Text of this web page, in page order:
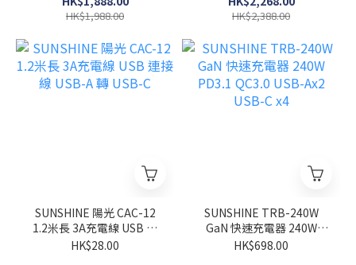
HK$1,988.00 HK$2,388.00
SUNSHINE 陽光 CAC-12
1.2米長 3A充電線 USB 連
接線 USB-A 轉 USB-C
HK$28.00
SUNSHINE TRB-240W
GaN 快速充電器 240W
PD3.1 QC3.0 USB-Ax2
HK$698.00